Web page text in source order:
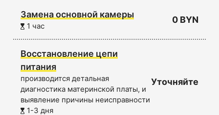
Замена основной камеры
1 час
0 BYN
Восстановление цепи
питания
производится детальная
диагностика материнской платы, и
выявление причины неисправности
1-3 дня
Уточняйте